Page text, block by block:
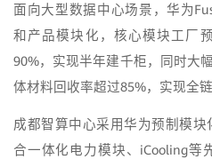
面向大型数据中心场景，华为
和产品模块化，核心模块工厂
90%，实现半年建千柜，同时大
体材料回收率超过85%，实现全链
成都智算中心采用华为预制模
合一体化电力模块、iCooling等